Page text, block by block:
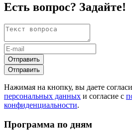
Есть вопрос? Задайте!
Отправить
Отправить
Нажимая на кнопку, вы даете
персональных данных и согласие с
конфиденциальности.
Программа по дням